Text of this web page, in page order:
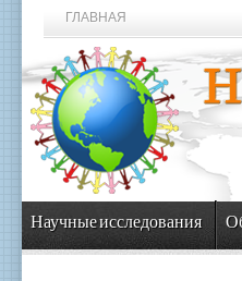
ГЛАВНАЯ
Научные исследования